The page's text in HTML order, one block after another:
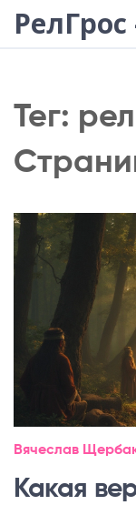
Тег:
Вячеслав
Какая